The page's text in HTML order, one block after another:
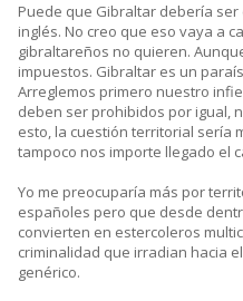
Puede que Gibraltar debería
inglés. No creo que eso vaya a
gibraltareños no quieren.
impuestos. Gibraltar es un
Arreglemos primero nuestro
deben ser prohibidos por igual,
esto, la cuestión territorial sería
tampoco nos importe llegado el
Yo me preocuparía más por
españoles pero que desde
convierten en estercoleros
criminalidad que irradian hacia
genérico.